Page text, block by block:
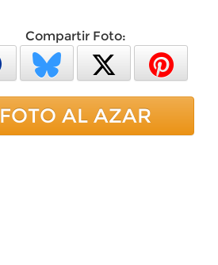
Compartir Foto:
FOTO AL AZAR